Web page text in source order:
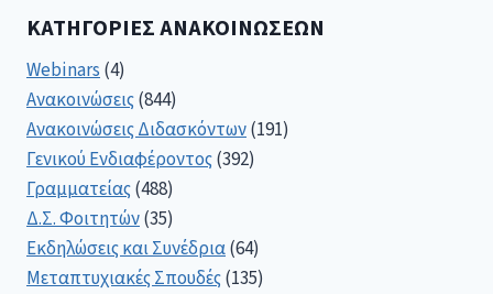
ΚΑΤΗΓΟΡΊΕΣ ΑΝΑΚΟΙΝΏΣΕΩΝ
Webinars(4)
Ανακοινώσεις(844)
Ανακοινώσεις Διδασκόντων(191)
Γενικού Ενδιαφέροντος(392)
Γραμματείας(488)
Δ.Σ. Φοιτητών(35)
Εκδηλώσεις και Συνέδρια(64)
Μεταπτυχιακές Σπουδές(135)